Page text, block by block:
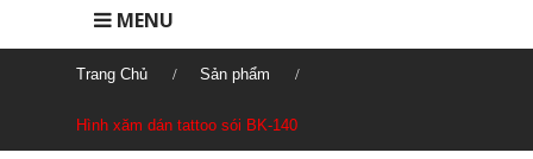
MENU
Trang Chủ Sản phẩm
Hình xăm dán tattoo sói BK-140